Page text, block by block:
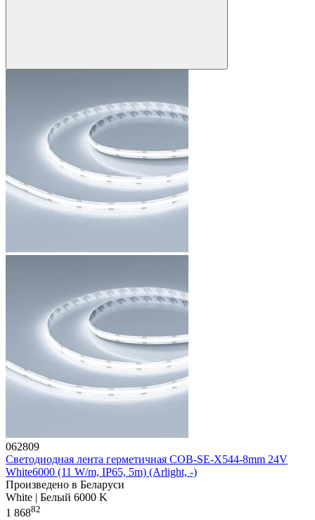
062809
Светодиодная лента герметичная COB-SE-X544-8mm 24V
White6000 (11 W/m, IP65, 5m) (Arlight, -)
Произведено в Беларуси
White | Белый 6000 K
1 86882